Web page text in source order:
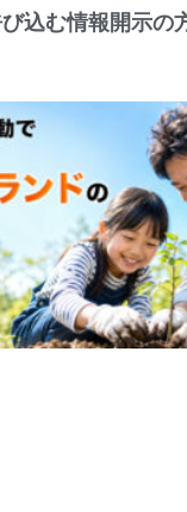
込む情報開示の